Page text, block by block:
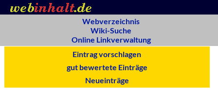
Webverzeichnis
Wiki-Suche
Online Linkverwaltung
Eintrag vorschlagen
gut bewertete Einträge
Neueinträge